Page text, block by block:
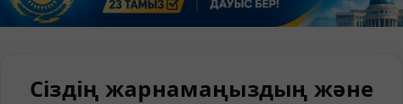
Сіздің жарнамаңыздың және